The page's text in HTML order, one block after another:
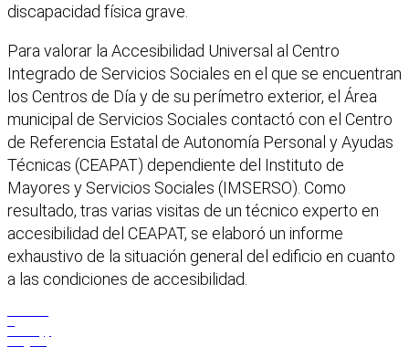
discapacidad física grave.
Para valorar la Accesibilidad Universal al Centro
Integrado de Servicios Sociales en el que se encuentran
los Centros de Día y de su perímetro exterior, el Área
municipal de Servicios Sociales contactó con el Centro
de Referencia Estatal de Autonomía Personal y Ayudas
Técnicas (CEAPAT) dependiente del Instituto de
Mayores y Servicios Sociales (IMSERSO). Como
resultado, tras varias visitas de un técnico experto en
accesibilidad del CEAPAT, se elaboró un informe
exhaustivo de la situación general del edificio en cuanto
a las condiciones de accesibilidad.